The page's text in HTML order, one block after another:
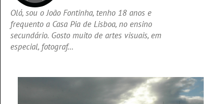
Olá, sou o João Fontinha, tenho 18 anos e
frequento a Casa Pia de Lisboa, no ensino
secundário. Gosto muito de artes visuais, em
especial, fotograf…